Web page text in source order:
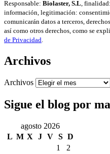
Responsable: Biolaster, S.L,
información, legitimación:
comunicarán datos a terceros,
así como otros derechos, como se
de Privacidad.
Archivos
Archivos
Sigue el blog por
agosto 2026
L M X J V S D
1
2